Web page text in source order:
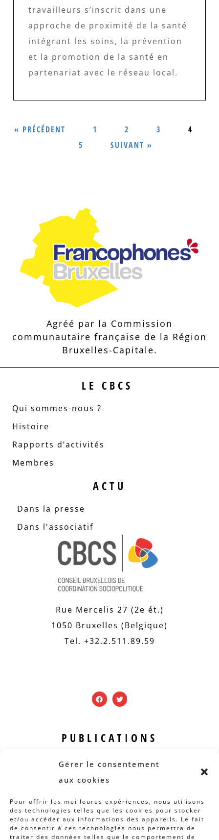
Gérer le consentement
aux cookies
Pour offrir les meilleures expériences, nous utilisons
des technologies telles que les cookies pour stocker
et/ou accéder aux informations des appareils. Le fait
de consentir à ces technologies nous permettra de
traiter des données telles que le comportement de
travailleurs s’inscrit dans une
approche de proximité de la santé
intégrant les soins, la prévention
et la promotion de la santé en
partenariat avec le réseau local.
« PRÉCÉDENT 1 2 3
4
5
SUIVANT »
Agréé par la Commission
communautaire française de la Région
Bruxelles-Capitale.
LE CBCS
Qui sommes-nous ?
Histoire
Rapports d’activités
Membres
ACTU
Dans la presse
Dans l'associatif
Rue Mercelis 27 (2e ét.)
1050 Bruxelles (Belgique)
Tel. +32.2.511.89.59
PUBLICATIONS
Revue B.I.S.
Rapports et analyses
Articles
AUTRES INFOS